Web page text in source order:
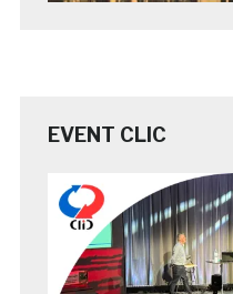
EVENT CLIC